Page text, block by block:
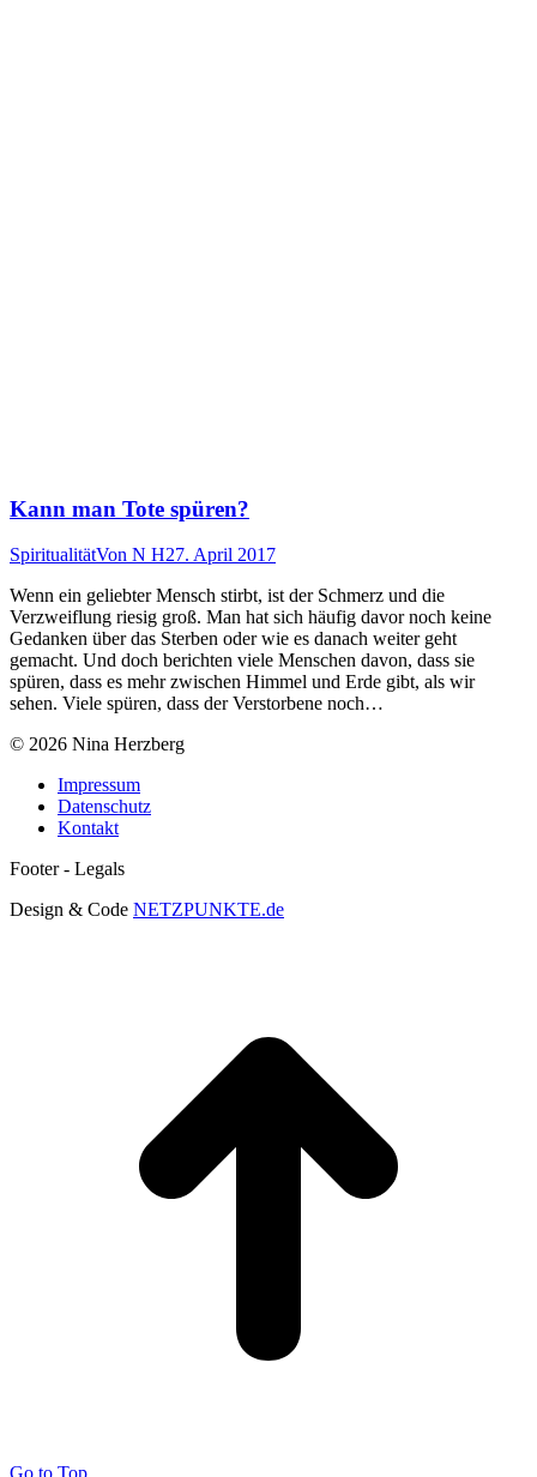
Kann man Tote spüren?
SpiritualitätVon N H27. April 2017
Wenn ein geliebter Mensch stirbt, ist der Schmerz und die
Verzweiflung riesig groß. Man hat sich häufig davor noch keine
Gedanken über das Sterben oder wie es danach weiter geht
gemacht. Und doch berichten viele Menschen davon, dass sie
spüren, dass es mehr zwischen Himmel und Erde gibt, als wir
sehen. Viele spüren, dass der Verstorbene noch…
© 2026 Nina Herzberg
Impressum
Datenschutz
Kontakt
Footer - Legals
Design & Code NETZPUNKTE.de